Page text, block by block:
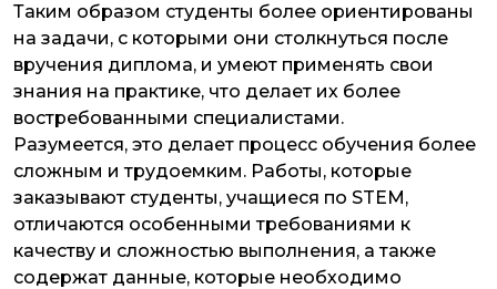
Таким образом студенты более ориентированы
на задачи, с которыми они столкнуться после
вручения диплома, и умеют применять свои
знания на практике, что делает их более
востребованными специалистами.
Разумеется, это делает процесс обучения более
сложным и трудоемким. Работы, которые
заказывают студенты, учащиеся по STEM,
отличаются особенными требованиями к
качеству и сложностью выполнения, а также
содержат данные, которые необходимо